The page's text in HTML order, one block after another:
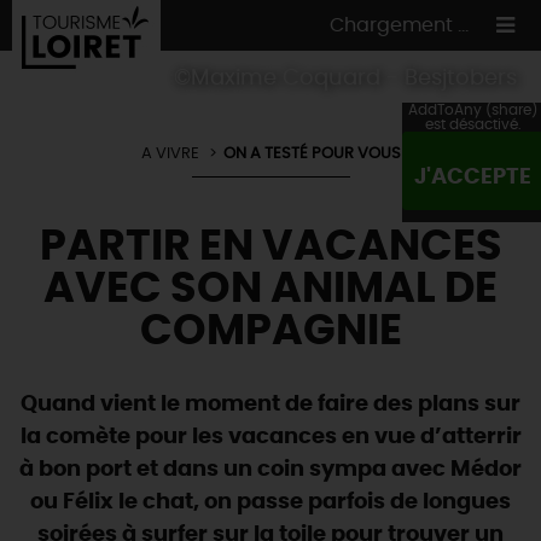
Chargement ...
VOS ENVIES
LES INCONTOURNABLESMADE IN LOIRET
HÉBERGEMENTS
HÉBERGEMENTS
INSOLITES
CULTURE
NATURE
VILLES & VILLAGES
TOUTES LES VISITES
EN MODE CIRCUITS& BALADES
TOUS ÀL'EAU !
EN MODE NATURE
...ETAUSSI
Où manger
Maîtresrestaurateurs
Nos marchés
Artistes et Artisans d'Art
Nosspécialités du terroir etproducteurs
A NE PASRATER
Téléchargez le Guide de l'été 2026 🤽🌞
Avis de fraicheur ici pour éviter la chaleur 🥵
TOURISME &HANDICAP
A VIVRE ON A TESTÉ POUR VOUS
PARTIR EN VACANCES
AVEC SON ANIMAL DE
COMPAGNIE
Quand vient le moment de faire des plans sur
la comète pour les vacances en vue d’atterrir
à bon port et dans un coin sympa avec Médor
ou Félix le chat, on passe parfois de longues
soirées à surfer sur la toile pour trouver un
AddToAny (share)
est désactivé.
J'ACCEPTE